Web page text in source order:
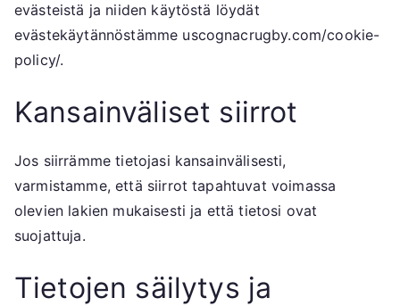
evästeistä ja niiden käytöstä löydät
evästekäytännöstämme uscognacrugby.com/cookie-
policy/.
Kansainväliset siirrot
Jos siirrämme tietojasi kansainvälisesti,
varmistamme, että siirrot tapahtuvat voimassa
olevien lakien mukaisesti ja että tietosi ovat
suojattuja.
Tietojen säilytys ja